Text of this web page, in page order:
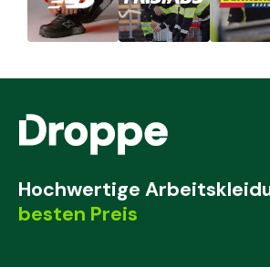
Hochwertige
besten Preis